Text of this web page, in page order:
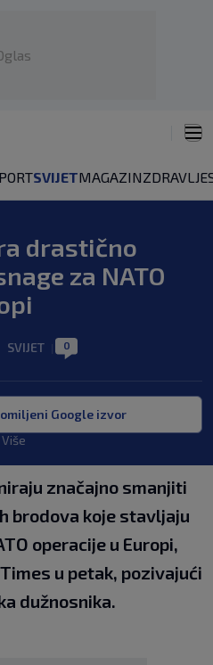
SVIJETMAGAZINZDRAVLJE
drastično
za NATO
SVIJET 0
Google izvor
Više
značajno smanjiti
brodova koje stavljaju
operacije u Europi,
u petak, pozivajući
dužnosnika.